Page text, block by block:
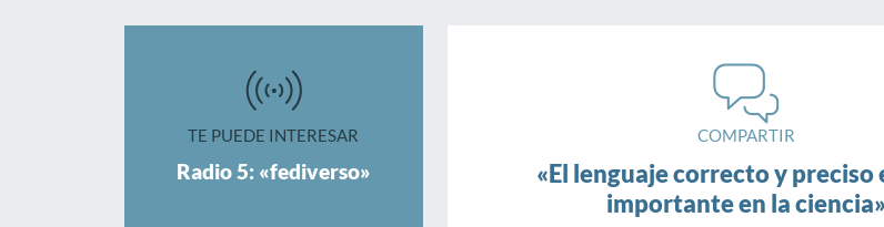
TE PUEDE INTERESAR
Radio 5: «fediverso»
COMPARTIR
«El lenguaje correcto y preciso
importante en la ciencia»